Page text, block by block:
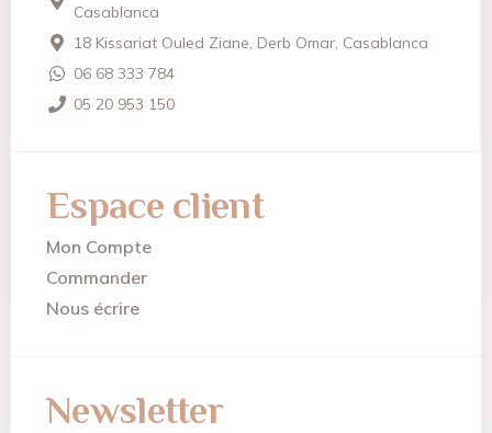
Casablanca
18 Kissariat Ouled Ziane, Derb Omar, Casablanca
06 68 333 784
05 20 953 150
Espace client
Mon Compte
Commander
Nous écrire
Newsletter